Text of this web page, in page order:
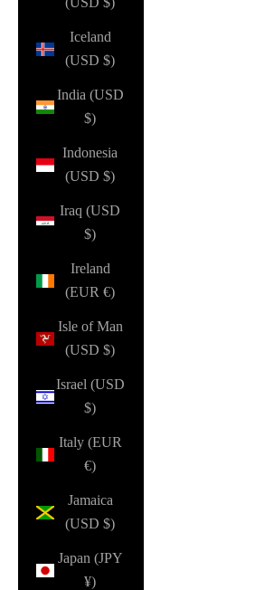
Iceland
(USD $)
India (USD
$)
Indonesia
(USD $)
Iraq (USD
$)
Ireland
(EUR €)
Isle of Man
(USD $)
Israel (USD
$)
Italy (EUR
€)
Jamaica
(USD $)
Japan (JPY
¥)